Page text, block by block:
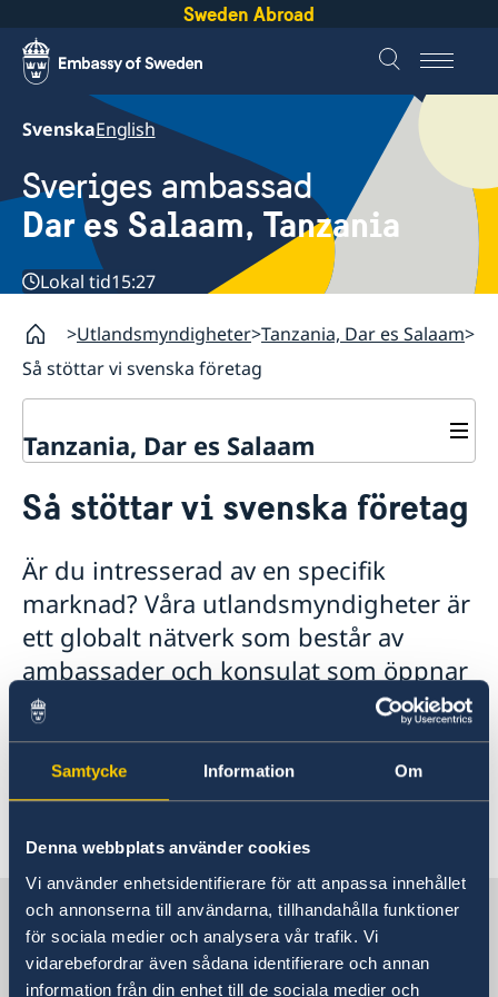
Samtycke Information Om
Denna webbplats använder cookies
Vi använder enhetsidentifierare för att anpassa innehållet
och annonserna till användarna, tillhandahålla funktioner
för sociala medier och analysera vår trafik. Vi
vidarebefordrar även sådana identifierare och annan
information från din enhet till de sociala medier och
Sweden Abroad
SvenskaEnglish
Sveriges ambassad
Dar es Salaam, Tanzania
Lokal tid15:27
Utlandsmyndigheter Tanzania, Dar es Salaam
Så stöttar vi svenska företag
Tanzania, Dar es Salaam
Om oss
Dataskyddspolicy
Ambassadens personal
Ambassadbyggnaden
Vi är en resurs för svenska företag
Team Sweden
Så kan du få stöd
Svenska företag i Tanzania
Anmäl handelshinder
Nyheter
Så stöttar vi svenska företag
Är du intresserad av en specifik
marknad? Våra utlandsmyndigheter är
ett globalt nätverk som består av
ambassader och konsulat som öppnar
dörrar, skapar kontakter och guidar
dig rätt. Är du ett svenskt företag som
behöver hjälp? Här hittar du allt du
behöver för att ta nästa steg – enkelt
och samlat.
Sverige i Tanzania
Sveriges ambassad